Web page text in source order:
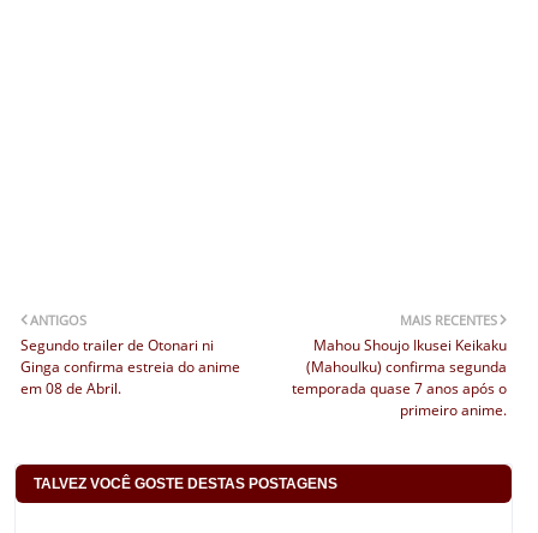
MAIS RECENTES
Mahou Shoujo Ikusei Keikaku
(MahouIku) confirma segunda
temporada quase 7 anos após o
primeiro anime.
ANTIGOS
Segundo trailer de Otonari ni
Ginga confirma estreia do anime
em 08 de Abril.
TALVEZ VOCÊ GOSTE DESTAS POSTAGENS